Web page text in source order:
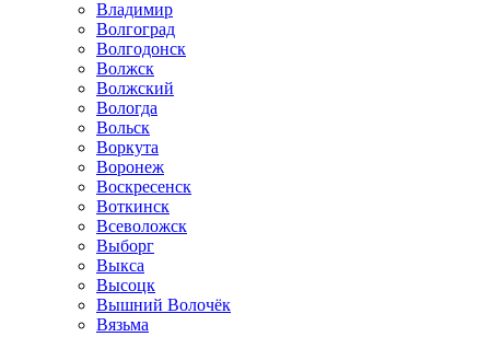
Владимир
Волгоград
Волгодонск
Волжск
Волжский
Вологда
Вольск
Воркута
Воронеж
Воскресенск
Воткинск
Всеволожск
Выборг
Выкса
Высоцк
Вышний Волочёк
Вязьма